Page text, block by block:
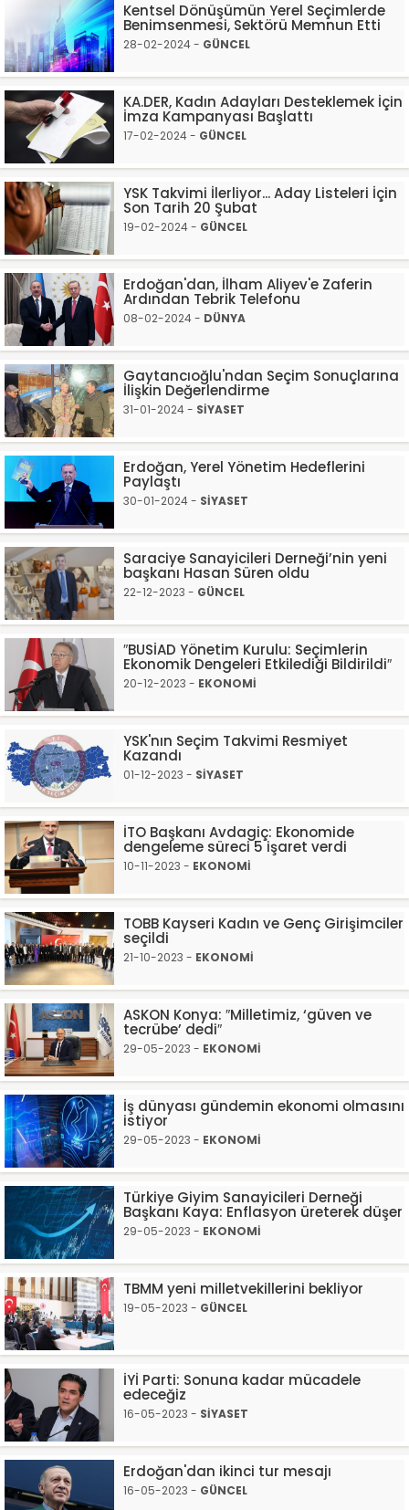
Kentsel Dönüşümün Yerel Seçimlerde
Benimsenmesi, Sektörü Memnun Etti
28-02-2024 - GÜNCEL
KA.DER, Kadın Adayları Desteklemek İçin
İmza Kampanyası Başlattı
17-02-2024 - GÜNCEL
YSK Takvimi İlerliyor... Aday Listeleri İçin
Son Tarih 20 Şubat
19-02-2024 - GÜNCEL
Erdoğan'dan, İlham Aliyev'e Zaferin
Ardından Tebrik Telefonu
08-02-2024 - DÜNYA
Gaytancıoğlu'ndan Seçim Sonuçlarına
İlişkin Değerlendirme
31-01-2024 - SİYASET
Erdoğan, Yerel Yönetim Hedeflerini
Paylaştı
30-01-2024 - SİYASET
Saraciye Sanayicileri Derneği’nin yeni
başkanı Hasan Süren oldu
22-12-2023 - GÜNCEL
″BUSİAD Yönetim Kurulu: Seçimlerin
Ekonomik Dengeleri Etkilediği Bildirildi″
20-12-2023 - EKONOMİ
YSK'nın Seçim Takvimi Resmiyet
Kazandı
01-12-2023 - SİYASET
İTO Başkanı Avdagiç: Ekonomide
dengeleme süreci 5 işaret verdi
10-11-2023 - EKONOMİ
TOBB Kayseri Kadın ve Genç Girişimciler
seçildi
21-10-2023 - EKONOMİ
ASKON Konya: ″Milletimiz, ‘güven ve
tecrübe’ dedi″
29-05-2023 - EKONOMİ
İş dünyası gündemin ekonomi olmasını
istiyor
29-05-2023 - EKONOMİ
Türkiye Giyim Sanayicileri Derneği
Başkanı Kaya: Enflasyon üreterek düşer
29-05-2023 - EKONOMİ
TBMM yeni milletvekillerini bekliyor
19-05-2023 - GÜNCEL
İYİ Parti: Sonuna kadar mücadele
edeceğiz
16-05-2023 - SİYASET
Erdoğan'dan ikinci tur mesajı
16-05-2023 - GÜNCEL